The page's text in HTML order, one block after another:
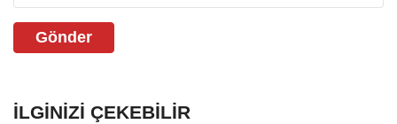
Gönder
İLGINIZI ÇEKEBILIR